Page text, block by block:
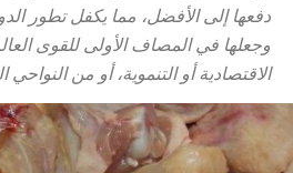
دفعها إلى الأفضل، مما يكفل تطور
وجعلها في المصاف الأولى للقوى
الاقتصادية أو التنموية، أو من النواحي